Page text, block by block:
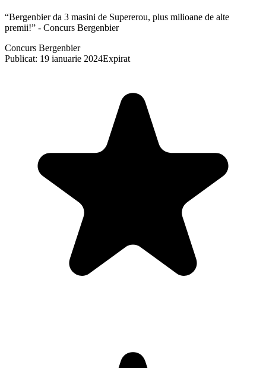
“Bergenbier da 3 masini de Supererou, plus milioane de alte
premii!” - Concurs Bergenbier
Concurs Bergenbier
Publicat: 19 ianuarie 2024Expirat